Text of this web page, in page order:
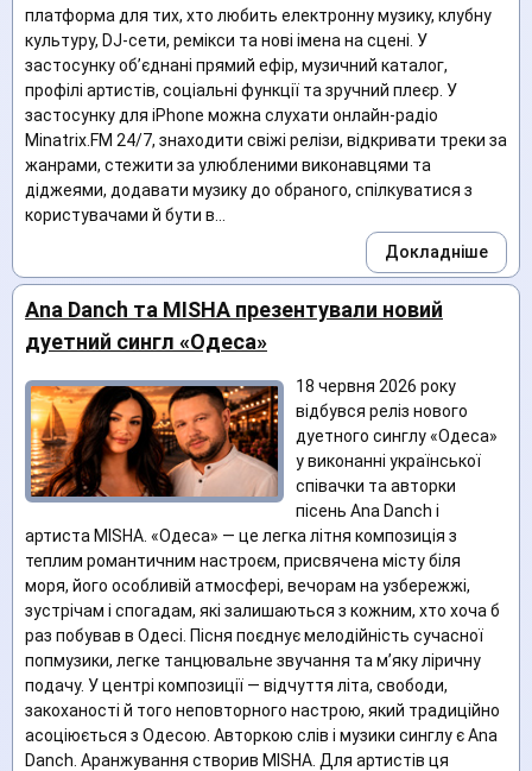
платформа для тих, хто любить електронну музику, клубну
культуру, DJ-сети, ремікси та нові імена на сцені. У
застосунку об’єднані прямий ефір, музичний каталог,
профілі артистів, соціальні функції та зручний плеєр. У
застосунку для iPhone можна слухати онлайн-радіо
Minatrix.FM 24/7, знаходити свіжі релізи, відкривати треки за
жанрами, стежити за улюбленими виконавцями та
діджеями, додавати музику до обраного, спілкуватися з
користувачами й бути в...
Докладніше
Ana Danch та MISHA презентували новий
дуетний сингл «Одеса»
18 червня 2026 року
відбувся реліз нового
дуетного синглу «Одеса»
у виконанні української
співачки та авторки
пісень Ana Danch і
артиста MISHA. «Одеса» — це легка літня композиція з
теплим романтичним настроєм, присвячена місту біля
моря, його особливій атмосфері, вечорам на узбережжі,
зустрічам і спогадам, які залишаються з кожним, хто хоча б
раз побував в Одесі. Пісня поєднує мелодійність сучасної
попмузики, легке танцювальне звучання та м’яку ліричну
подачу. У центрі композиції — відчуття літа, свободи,
закоханості й того неповторного настрою, який традиційно
асоціюється з Одесою. Авторкою слів і музики синглу є Ana
Danch. Аранжування створив MISHA. Для артистів ця